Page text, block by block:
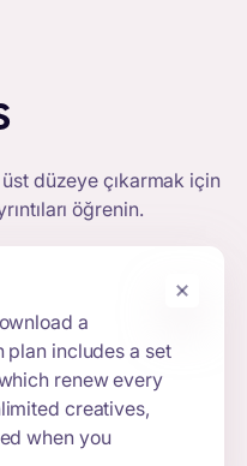
düzeye çıkarmak için
öğrenin.
a
plan includes a set
renew every
creatives,
when you